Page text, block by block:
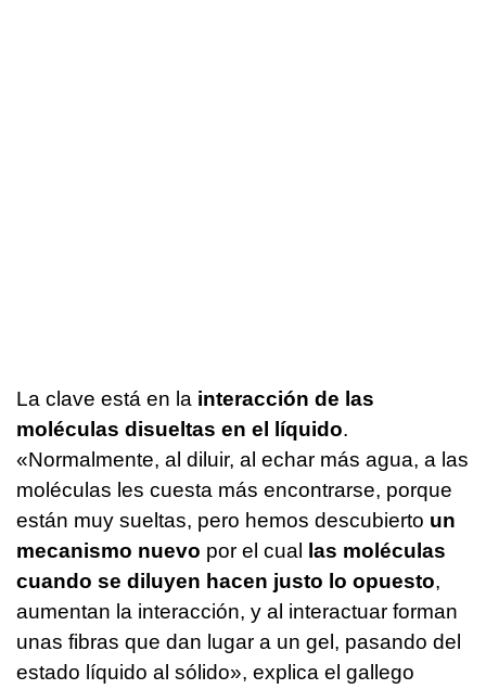
La clave está en la interacción de las
moléculas disueltas en el líquido.
«Normalmente, al diluir, al echar más agua, a las
moléculas les cuesta más encontrarse, porque
están muy sueltas, pero hemos descubierto un
mecanismo nuevo por el cual las moléculas
cuando se diluyen hacen justo lo opuesto,
aumentan la interacción, y al interactuar forman
unas fibras que dan lugar a un gel, pasando del
estado líquido al sólido», explica el gallego